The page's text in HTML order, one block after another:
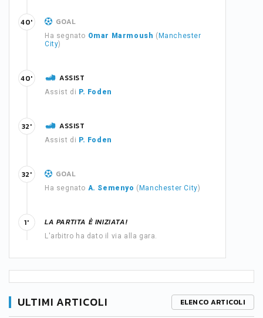
GOAL
Ha segnato Omar Marmoush ( Manchester
City)
40'
ASSIST
Assist di P. Foden
40'
ASSIST
Assist di P. Foden
32'
GOAL
Ha segnato A. Semenyo ( Manchester City)
32'
LA PARTITA È INIZIATA!
L'arbitro ha dato il via alla gara.
1'
ULTIMI ARTICOLI ELENCO ARTICOLI